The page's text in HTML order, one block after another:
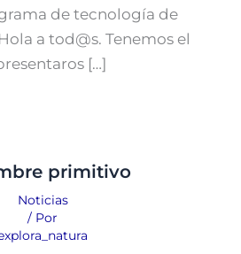
de tecnología de
a tod@s. Tenemos el
[…]
primitivo
Noticias
/ Por